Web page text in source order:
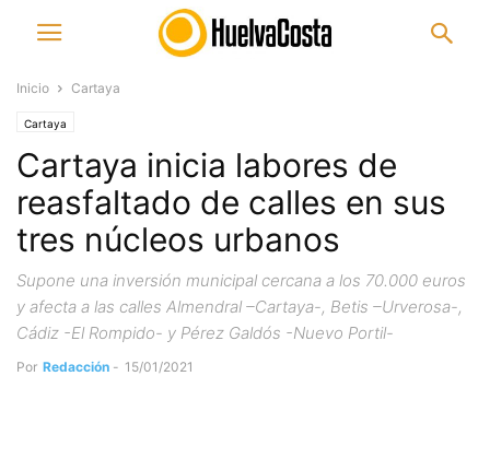
Inicio Cartaya
Cartaya
Cartaya inicia labores de
reasfaltado de calles en sus
tres núcleos urbanos
Supone una inversión municipal cercana a los 70.000 euros
y afecta a las calles Almendral –Cartaya-, Betis –Urverosa-,
Cádiz -El Rompido- y Pérez Galdós -Nuevo Portil-
Por Redacción - 15/01/2021